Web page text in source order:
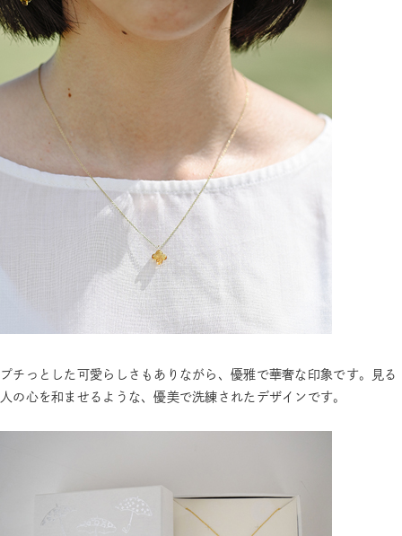
プチっとした可愛らしさもありながら、優雅で華奢な印象です。見る
人の心を和ませるような、優美で洗練されたデザインです。